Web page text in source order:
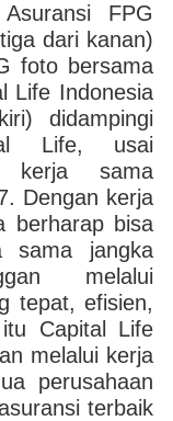
FPG
dari kanan)
foto bersama
Life Indonesia
didampingi
Life, usai
kerja sama
Dengan kerja
berharap bisa
sama jangka
melalui
tepat, efisien,
Capital Life
melalui kerja
perusahaan
terbaik